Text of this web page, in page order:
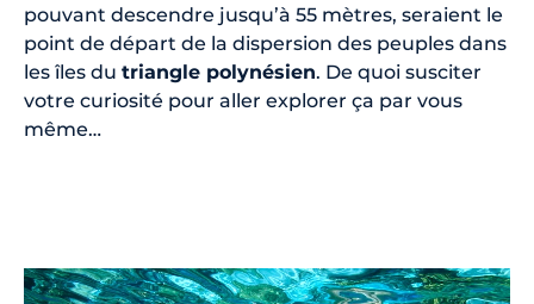
pouvant descendre jusqu’à 55 mètres, seraient le
point de départ de la dispersion des peuples dans
les îles du triangle polynésien. De quoi susciter
votre curiosité pour aller explorer ça par vous
même…